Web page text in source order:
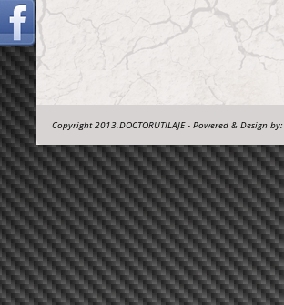
Copyright 2013.DOCTORUTILAJE - Powered & Design by: